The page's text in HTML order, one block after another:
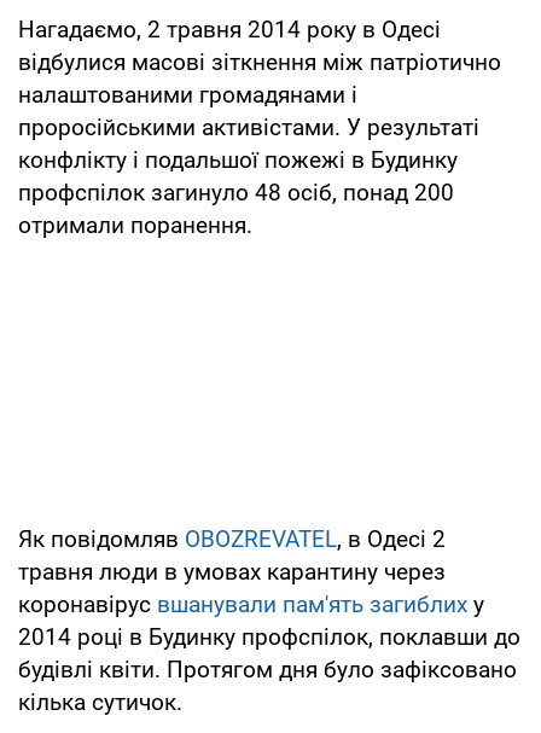
Нагадаємо, 2 травня 2014 року в Одесі
відбулися масові зіткнення між патріотично
налаштованими громадянами і
проросійськими активістами. У результаті
конфлікту і подальшої пожежі в Будинку
профспілок загинуло 48 осіб, понад 200
отримали поранення.
Як повідомляв OBOZREVATEL, в Одесі 2
травня люди в умовах карантину через
коронавірус вшанували пам'ять загиблих у
2014 році в Будинку профспілок, поклавши до
будівлі квіти. Протягом дня було зафіксовано
кілька сутичок.